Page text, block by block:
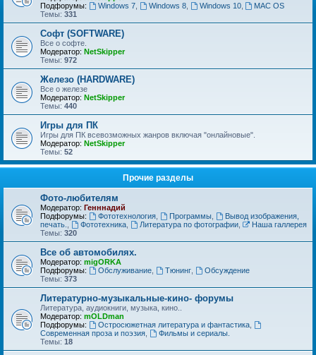
Подфорумы:
Windows 7, Windows 8, Windows 10,
MAC OS
Темы: 331
Софт (SOFTWARE)
Все о софте.
Модератор: NetSkipper
Темы: 972
Железо (HARDWARE)
Все о железе
Модератор: NetSkipper
Темы: 440
Игры для ПК
Игры для ПК всевозможных жанров включая "онлайновые".
Модератор: NetSkipper
Темы: 52
Прочие разделы
Фото-любителям
Модератор: Генннадий
Подфорумы:
Фототехнология, Программы,
Вывод изображения,
печать.
Фототехника, Литература по фотографии,
Наша галлерея
Темы: 320
Все об автомобилях.
Модератор: migORKA
Подфорумы:
Обслуживание, Тюнинг,
Обсуждение
Темы: 373
Литературно-музыкальные-кино- форумы
Литература, аудиокниги, музыка, кино..
Модератор: mOLDman
Подфорумы:
Остросюжетная литература и фантастика,
Современная проза и поэзия
Фильмы и сериалы.
Темы: 18